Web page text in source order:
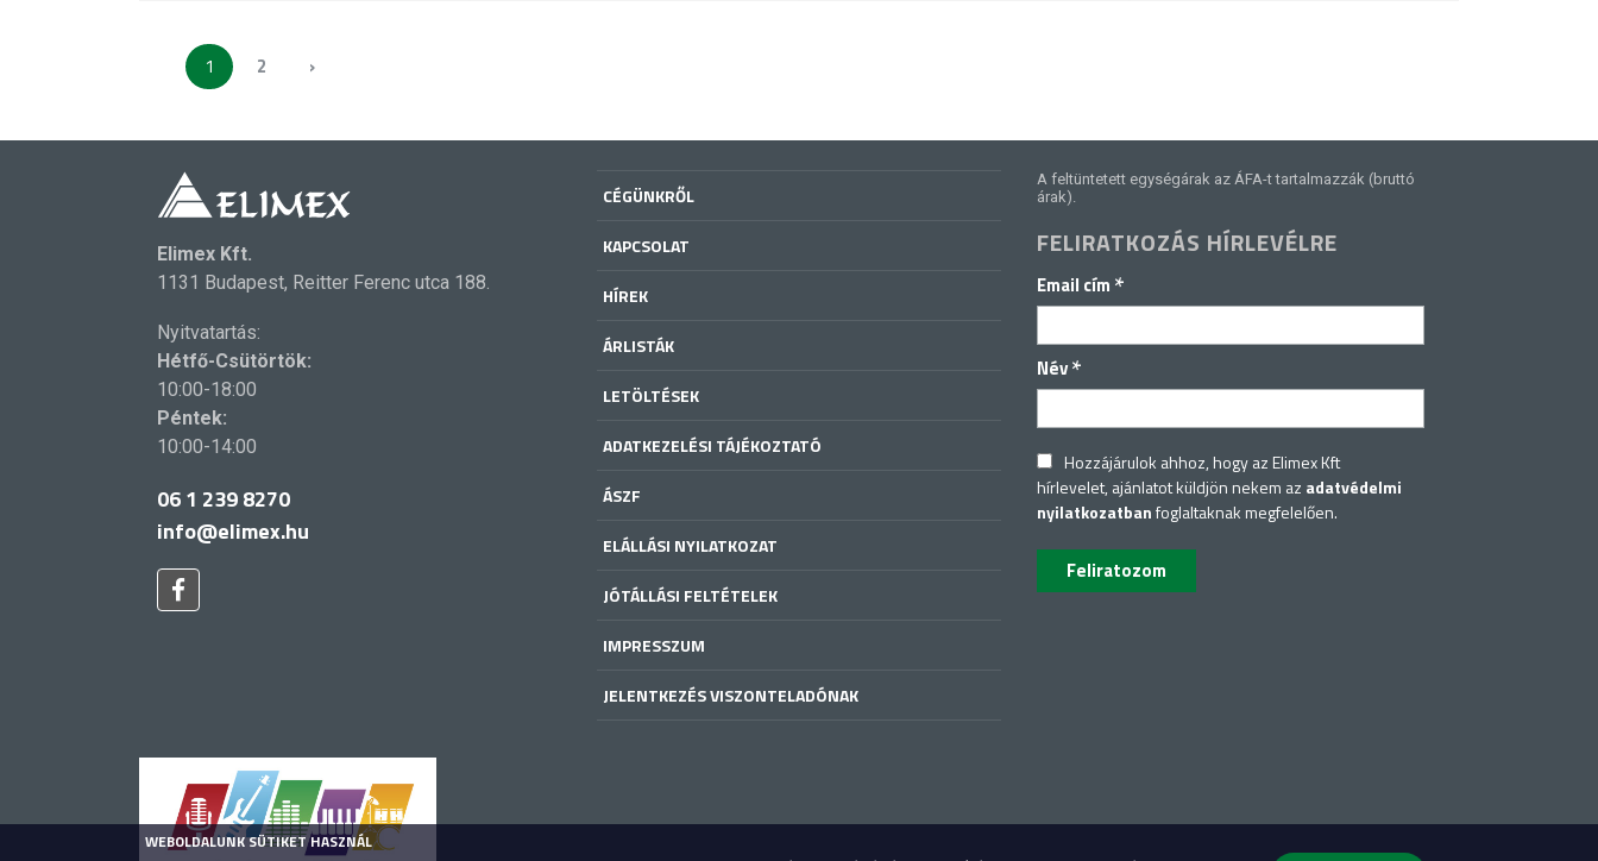
1 2 ›
Elimex Kft.
1131 Budapest, Reitter Ferenc utca 188.
Nyitvatartás:
Hétfő-Csütörtök:
10:00-18:00
Péntek:
10:00-14:00
06 1 239 8270
info@elimex.hu
CÉGÜNKRŐL
KAPCSOLAT
HÍREK
ÁRLISTÁK
LETÖLTÉSEK
ADATKEZELÉSI TÁJÉKOZTATÓ
ÁSZF
ELÁLLÁSI NYILATKOZAT
JÓTÁLLÁSI FELTÉTELEK
IMPRESSZUM
JELENTKEZÉS VISZONTELADÓNAK
A feltüntetett egységárak az ÁFA-t tartalmazzák (bruttó
árak).
FELIRATKOZÁS HÍRLEVÉLRE
Email cím *
Név*
Hozzájárulok ahhoz, hogy az Elimex Kft
hírlevelet, ajánlatot küldjön nekem az adatvédelmi
nyilatkozatbanfoglaltaknak megfelelően.
WEBOLDALUNK SÜTIKET HASZNÁL